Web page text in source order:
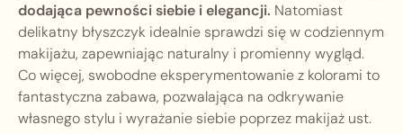
dodająca pewności siebie i elegancji. Natomiast
delikatny błyszczyk idealnie sprawdzi się w codziennym
makijażu, zapewniając naturalny i promienny wygląd.
Co więcej, swobodne eksperymentowanie z kolorami to
fantastyczna zabawa, pozwalająca na odkrywanie
własnego stylu i wyrażanie siebie poprzez makijaż ust.